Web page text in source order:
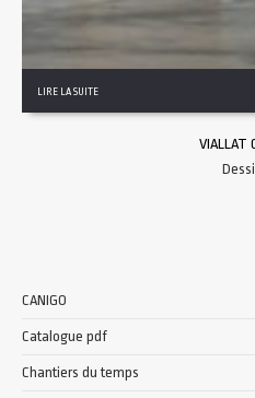
LIRE LA SUITE
VIALLAT
CANIGO
Catalogue pdf
Chantiers du temps